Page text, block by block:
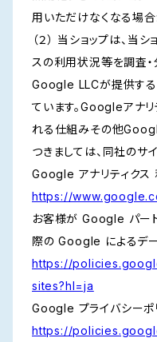
用いただけなくなる場合
（２） 当ショップは、当
スの利用状況等を調査
Google LLCが提供する
ています。Googleアナ
れる仕組みその他
つきましては、同社のサ
Google アナリティクス
https://
お客様が Google パー
際の Google によるデー
https://
sites?hl=ja
Google プライバシーポ
https://